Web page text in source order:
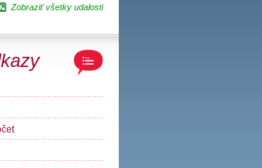
Zobraziť všetky udalosti